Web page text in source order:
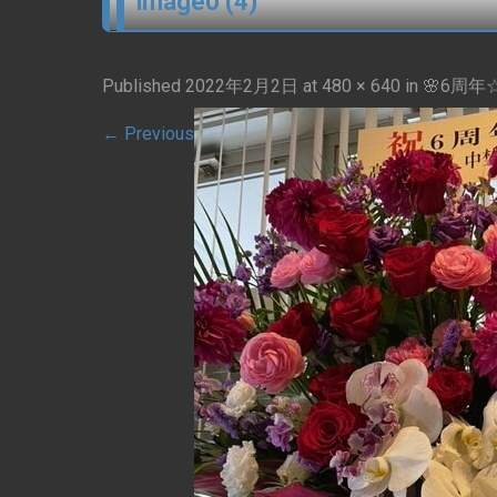
Published 2022年2月2日 at 480 × 640 in 🌸6周年
← Previous